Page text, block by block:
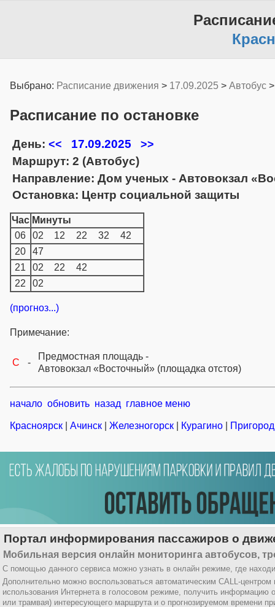
Выбрано: Расписание движения > 17.09.2025 > Автобус
Расписание по остановке
День: << 17.09.2025 >>
Маршрут: 2 (Автобус)
Направление: Дом ученых - Автовокзал
Остановка: Центр социальной защиты
Час Минуты
06
02 12 22 32
42
20
47
21
02 22
42
22
02
(прогноз...)
Примечание:
C -
Предмостная площадь -
Автовокзал «Восточный» (площадка отстоя)
начало обновить назад главное меню
Красноярск Ачинск Железногорск Курагино
Портал информирования пассажиров о
Мобильная версия онлайн мониторинга автобусов,
С помощью данного сервиса можно узнать в онлайн режиме, где
Дополнительно можно воспользоваться автоматическим CALL-
использования Интернета в голосовом режиме, получить информацию
или трамвая) интересующего маршрута и о прогнозируемом времени